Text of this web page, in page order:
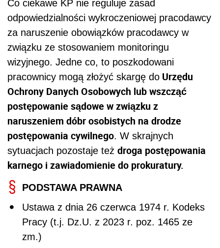
Co ciekawe KP nie reguluje zasad
odpowiedzialności wykroczeniowej pracodawcy
za naruszenie obowiązków pracodawcy w
związku ze stosowaniem monitoringu
wizyjnego. Jedne co, to poszkodowani
pracownicy mogą złożyć skargę do Urzędu
Ochrony Danych Osobowych lub wszcząć
postępowanie sądowe w związku z
naruszeniem dóbr osobistych na drodze
postępowania cywilnego. W skrajnych
sytuacjach pozostaje też droga postępowania
karnego i zawiadomienie do prokuratury.
PODSTAWA PRAWNA
Ustawa z dnia 26 czerwca 1974 r. Kodeks
Pracy (t.j. Dz.U. z 2023 r. poz. 1465 ze
zm.)